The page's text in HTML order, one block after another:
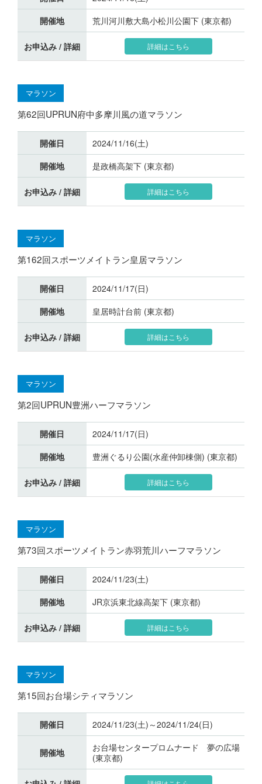
開催地
荒川河川敷大島小松川公園下 (東京都)
お申込み / 詳細 詳細はこちら
マラソン
第62回UPRUN府中多摩川風の道マラソン
開催日
2024/11/16(土)
開催地
是政橋高架下 (東京都)
お申込み / 詳細 詳細はこちら
マラソン
第162回スポーツメイトラン皇居マラソン
開催日
2024/11/17(日)
開催地
皇居時計台前 (東京都)
お申込み / 詳細 詳細はこちら
マラソン
第2回UPRUN豊洲ハーフマラソン
開催日
2024/11/17(日)
開催地
豊洲ぐるり公園(水産仲卸棟側) (東京都)
お申込み / 詳細 詳細はこちら
マラソン
第73回スポーツメイトラン赤羽荒川ハーフマラソン
開催日
2024/11/23(土)
開催地
JR京浜東北線高架下 (東京都)
お申込み / 詳細 詳細はこちら
マラソン
第15回お台場シティマラソン
開催日 2024/11/23(土)～2024/11/24(日)
開催地
お台場センタープロムナード 夢の広場
(東京都)